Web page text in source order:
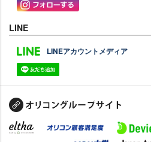
LINE
LINEアカウントメディア